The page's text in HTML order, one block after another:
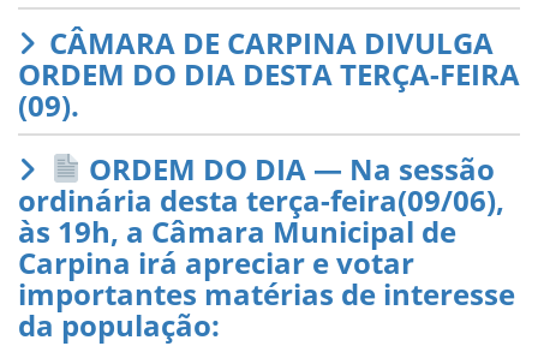
CÂMARA DE CARPINA DIVULGA
ORDEM DO DIA DESTA TERÇA-FEIRA
(09).
ORDEM DO DIA — Na sessão
ordinária desta terça-feira(09/06),
às 19h, a Câmara Municipal de
Carpina irá apreciar e votar
importantes matérias de interesse
da população: